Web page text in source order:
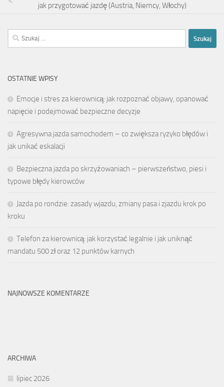
jak przygotować jazdę (Austria, Niemcy, Włochy)
Szukaj:
OSTATNIE WPISY
Emocje i stres za kierownicą: jak rozpoznać objawy, opanować
napięcie i podejmować bezpieczne decyzje
Agresywna jazda samochodem – co zwiększa ryzyko błędów i
jak unikać eskalacji
Bezpieczna jazda po skrzyżowaniach – pierwszeństwo, piesi i
typowe błędy kierowców
Jazda po rondzie: zasady wjazdu, zmiany pasa i zjazdu krok po
kroku
Telefon za kierownicą: jak korzystać legalnie i jak uniknąć
mandatu 500 zł oraz 12 punktów karnych
NAJNOWSZE KOMENTARZE
ARCHIWA
lipiec 2026